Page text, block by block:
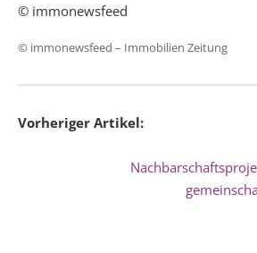
© immonewsfeed
© immonewsfeed – Immobilien Zeitung
Vorheriger Artikel: